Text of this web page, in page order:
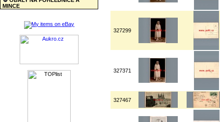
MINCE
327299
327371
327467